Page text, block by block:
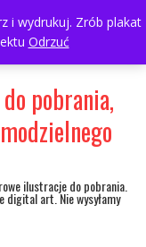
i wydrukuj. Zrób plakat
Odrzuć
pobrania,
ilustracje do pobrania.
digital art. Nie wysyłamy